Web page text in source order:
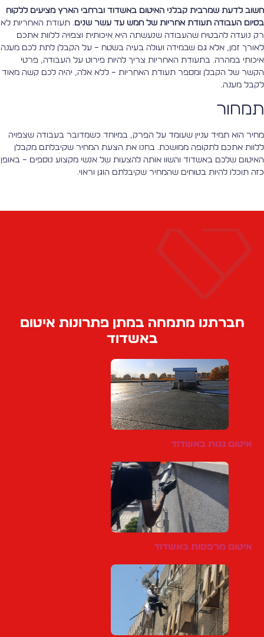
לדעת שמרבית קבלני האיטום באשדוד וברחבי הארץ מציעים ללקוח
העבודה תעודת אחריות של חמש עד עשר שנים. תעודת האחריות לא
נועדה להבטיח שהעבודה שנעשתה היא איכותית וצפויה ללוות אתכם
זמן, אלא גם שבמידה ועולה בעיה בשטח – על הקבלן לתת לכם מענה
במהרה. בתעודת האחריות צריך להיות פירוט על העבודה, פרטי
של הקבלן ומספר תעודת האחריות – ללא אלה, יהיה לכם קשה מאוד
מענה.
הוא תמיד עניין שעומד על הפרק, במיוחד כשמדובר בעבודה שצפויה
אתכם לתקופה ממושכת. בחנו את הצעת המחיר שקיבלתם מקבלן
שלכם באשדוד והשוו אותה להצעות של אנשי מקצוע נוספים – באופן
תוכלו להיות בטוחים שהמחיר שקיבלתם הוגן וראוי.
חברתנו מתמחה במתן פתרונות איטום
באשדוד
איטום גגות באשדוד
איטום מרפסות באשדוד